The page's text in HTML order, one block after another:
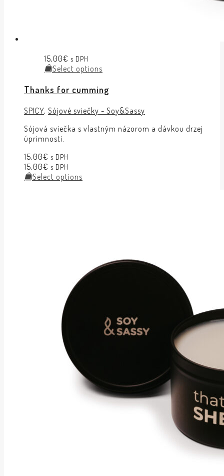
15,00€ s DPH
Select options
Thanks for cumming
SPICY, Sójové sviečky - Soy&Sassy
Sójová sviečka s vlastným názorom a dávkou drzej
úprimnosti.
15,00€ s DPH
15,00€ s DPH
Select options